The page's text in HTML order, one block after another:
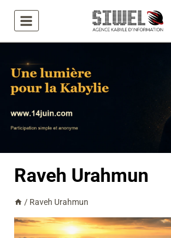
contenu
Raveh Urahmun
/ Raveh Urahmun